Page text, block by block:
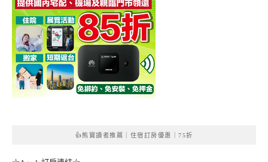
👍熊寶讀者推薦｜住宿訂房優惠｜75折